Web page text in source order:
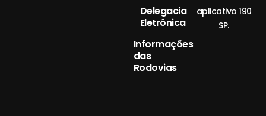
Delegacia
Eletrônica
Informações
das
Rodovias
aplicativo 190
SP.